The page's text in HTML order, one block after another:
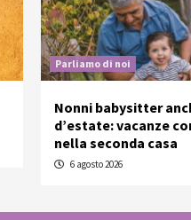
Parliamo di noi
Nonni babysitter
d’estate: vacanze
nella seconda casa
6 agosto 2026